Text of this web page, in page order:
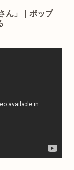
ん」｜ポップ